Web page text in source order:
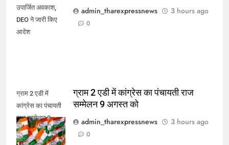
उपार्जित अवकाश,
DEO ने जारी किए
आदेश
admin_tharexpressnews
3 hours ago
0
ग्राम 2 एडी में
कांग्रेस का पंचायती
राज सम्मेलन 9
अगस्त को
ग्राम 2 एडी में कांग्रेस का पंचायती राज
सम्मेलन 9 अगस्त को
admin_tharexpressnews
3 hours ago
0